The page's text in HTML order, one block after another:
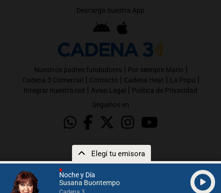
Noche y Día
Susana Buontempo
Elegí tu emisora
Descargá nuestra App
Nuestros padres fundadores | Por siempre Mario |
Cadena 3 Comercial | Contacto | Cadena Heat | La Popu |
Integrar nuestra red | Aviso Legal | Política de Privacidad
Seguinos en